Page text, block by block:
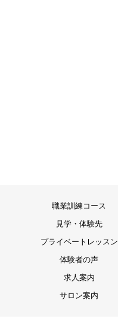
職業訓練コース
見学・体験先
プライベートレッスン
体験者の声
求人案内
サロン案内